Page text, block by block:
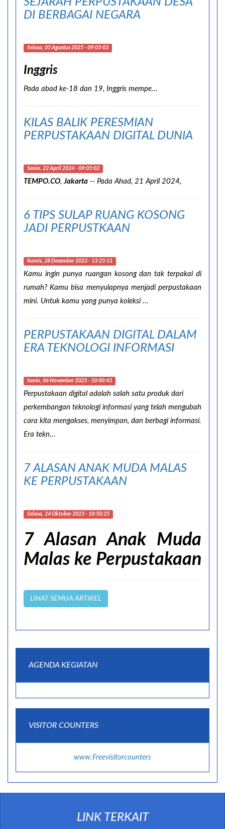
DI BERBAGAI NEGARA
Selasa, 05 Agustus 2025 - 09:05:03
Inggris
Pada abad ke-18 dan 19, Inggris mempe...
KILAS BALIK PERESMIAN
PERPUSTAKAAN DIGITAL DUNIA
Senin, 22 April 2024 - 09:05:02
TEMPO.CO,Jakarta -- Pada Ahad, 21 April 2024,
6 TIPS SULAP RUANG KOSONG
JADI PERPUSTKAAN
Kamis, 28 Desember 2023 - 13:25:11
Kamu ingin punya ruangan kosong dan tak terpakai di
rumah? Kamu bisa menyulapnya menjadi perpustakaan
mini. Untuk kamu yang punya koleksi ...
PERPUSTAKAAN DIGITAL DALAM
ERA TEKNOLOGI INFORMASI
Senin, 06 November 2023 - 10:00:42
Perpustakaan digital adalah salah satu produk dari
perkembangan teknologi informasi yang telah mengubah
cara kita mengakses, menyimpan, dan berbagi informasi.
Era tekn...
7 ALASAN ANAK MUDA MALAS
KE PERPUSTAKAAN
Selasa, 24 Oktober 2023 - 10:50:25
7 Alasan Anak Muda
Malas ke Perpustakaan
LIHAT SEMUA ARTIKEL
AGENDA KEGIATAN
VISITOR COUNTERS
www.Freevisitorcounters
LINK TERKAIT